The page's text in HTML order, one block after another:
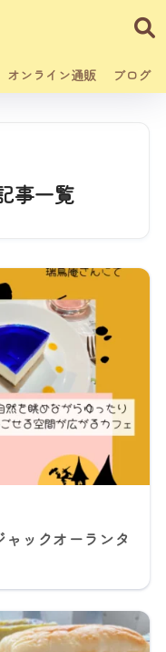
オンライン通販 ブログ
事一覧
ックオーランタ